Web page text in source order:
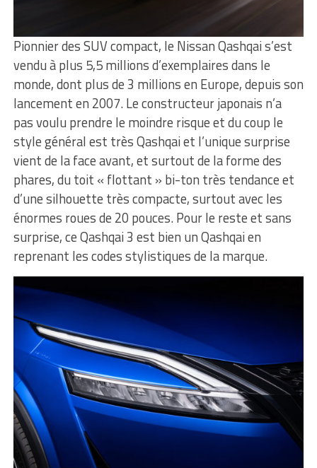
Pionnier des SUV compact, le Nissan Qashqai s’est
vendu à plus 5,5 millions d’exemplaires dans le
monde, dont plus de 3 millions en Europe, depuis son
lancement en 2007. Le constructeur japonais n’a
pas voulu prendre le moindre risque et du coup le
style général est très Qashqai et l’unique surprise
vient de la face avant, et surtout de la forme des
phares, du toit « flottant » bi-ton très tendance et
d’une silhouette très compacte, surtout avec les
énormes roues de 20 pouces. Pour le reste et sans
surprise, ce Qashqai 3 est bien un Qashqai en
reprenant les codes stylistiques de la marque.